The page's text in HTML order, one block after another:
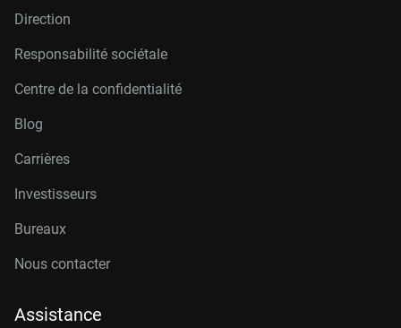
Direction
Responsabilité sociétale
Centre de la confidentialité
Blog
Carrières
Investisseurs
Bureaux
Nous contacter
Assistance